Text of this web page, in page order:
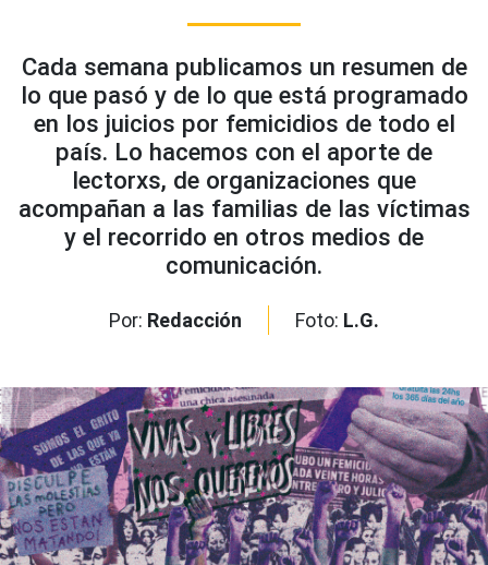
Cada semana publicamos un resumen de
lo que pasó y de lo que está programado
en los juicios por femicidios de todo el
país. Lo hacemos con el aporte de
lectorxs, de organizaciones que
acompañan a las familias de las víctimas
y el recorrido en otros medios de
comunicación.
Por: Redacción Foto: L.G.